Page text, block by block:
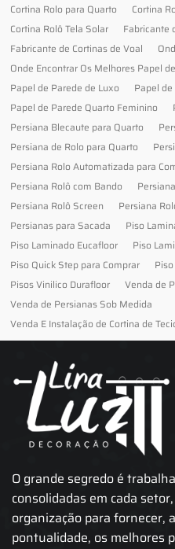
Cortina Rolo para Quarto
Cortina
Cortina Rolô Tela Solar
Fabricante
Fabricante de Cortinas de Voal
Onde Encontrar Os Melhores Papel
Papel de Parede de Luxo
Papel
Papel de Parede Quarto Feminino
Persiana Blecaute para Quarto
Persiana de Rolo para Quarto
Persiana Rolo Automatizada para
Persiana Rolô com Bando
Persiana Rolô Screen
Persiana
Persianas para Sacada
Piso
Piso Laminado Eucafloor
Piso
Piso Quick Step para Comprar
Pisos Vinilico Durafloor
Venda de
Venda de Persianas Sob Medida
Venda E Instalação de Cortina de
O grande segredo é
consolidadas em cada
organização para fornecer,
pontualidade, os melhores